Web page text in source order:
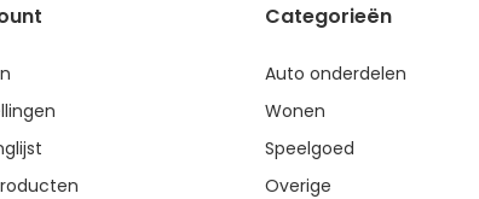
Categorieën
Auto onderdelen
Wonen
Speelgoed
Overige